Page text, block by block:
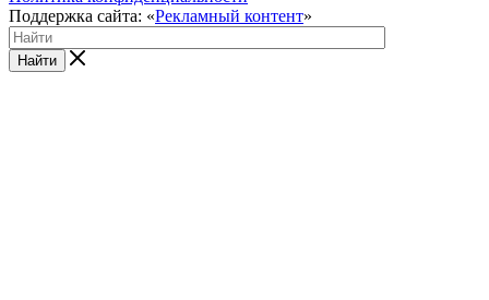
Поддержка сайта: «Рекламный контент»
Найти